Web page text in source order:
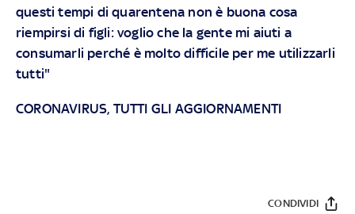
questi tempi di quarentena non è buona cosa
riempirsi di figli: voglio che la gente mi aiuti a
consumarli perché è molto difficile per me utilizzarli
tutti"
CORONAVIRUS, TUTTI GLI AGGIORNAMENTI
CONDIVIDI